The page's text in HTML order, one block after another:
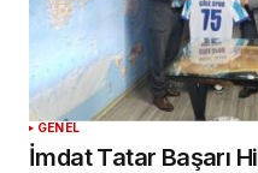
GENEL
İmdat Tatar Başarı